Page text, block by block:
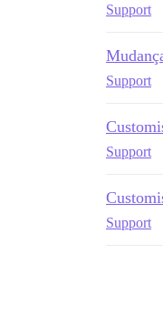
Support
Support
Support
Support